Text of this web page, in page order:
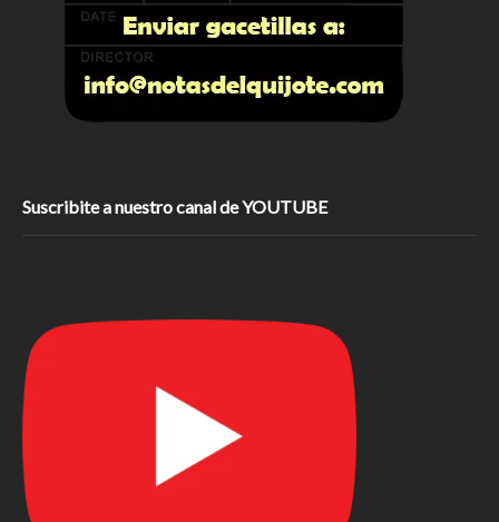
Suscribite a nuestro canal de YOUTUBE